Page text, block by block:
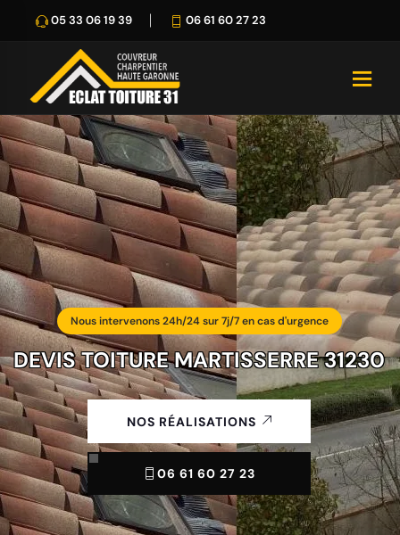
05 33 06 19 39 06 61 60 27 23
Nous intervenons 24h/24 sur 7j/7 en cas d'urgence
DEVIS TOITURE MARTISSERRE 31230
NOS RÉALISATIONS
06 61 60 27 23